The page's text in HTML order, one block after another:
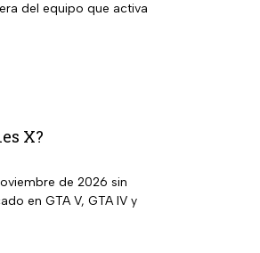
del equipo que activa
X?
de 2026 sin
en GTA V, GTA IV y